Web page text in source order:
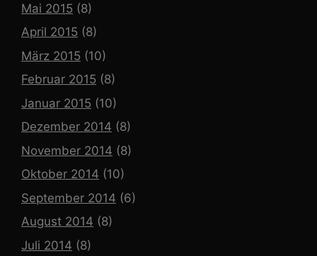
Mai 2015 (8)
April 2015 (8)
März 2015 (10)
Februar 2015 (8)
Januar 2015 (10)
Dezember 2014 (8)
November 2014 (8)
Oktober 2014 (10)
September 2014 (6)
August 2014 (8)
Juli 2014 (8)